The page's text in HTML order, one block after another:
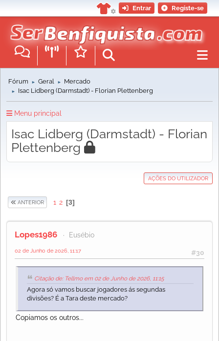
Entrar Registe-se
Fórum ► Geral ► Mercado
► Isac Lidberg (Darmstadt) - Florian Plettenberg
Menu principal
Isac Lidberg (Darmstadt) - Florian
Plettenberg
AÇÕES DO UTILIZADOR
ANTERIOR 1 2 3
Lopes1986 Eusébio
#30
02 de Junho de 2026, 11:17
Citação de: Tellmo em 02 de Junho de 2026, 11:15
Agora só vamos buscar jogadores ás segundas
divisões? É a Tara deste mercado?
Copiamos os outros...